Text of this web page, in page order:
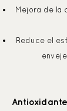
Mejora de la
Reduce el